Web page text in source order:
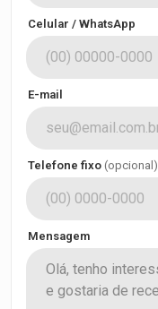
Celular / WhatsApp
E-mail
Telefone fixo (opcional)
Mensagem